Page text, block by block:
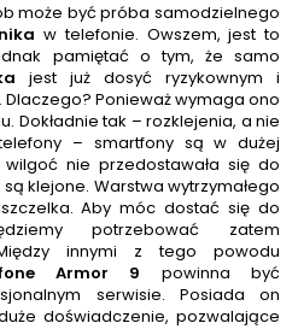
może być próba samodzielnego
a w telefonie. Owszem, jest to
pamiętać o tym, że samo
a jest już dosyć ryzykownym i
Ponieważ wymaga ono
Dokładnie tak – rozklejenia, a nie
– smartfony są w dużej
nie przedostawała się do
klejone. Warstwa wytrzymałego
Aby móc dostać się do
potrzebować zatem
innymi z tego powodu
Armor 9 powinna być
serwisie. Posiada on
doświadczenie, pozwalające